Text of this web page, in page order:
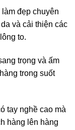
đẹp chuyên
và cải thiện các
to.
trọng và ấm
trong suốt
tay nghề cao mà
hàng lên hàng